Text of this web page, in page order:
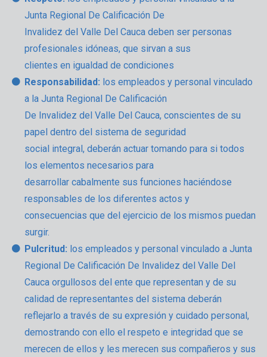
Junta Regional De Calificación De
Invalidez del Valle Del Cauca deben ser personas
profesionales idóneas, que sirvan a sus
clientes en igualdad de condiciones
Responsabilidad: los empleados y personal vinculado
a la Junta Regional De Calificación
De Invalidez del Valle Del Cauca, conscientes de su
papel dentro del sistema de seguridad
social integral, deberán actuar tomando para si todos
los elementos necesarios para
desarrollar cabalmente sus funciones haciéndose
responsables de los diferentes actos y
consecuencias que del ejercicio de los mismos puedan
surgir.
Pulcritud: los empleados y personal vinculado a Junta
Regional De Calificación De Invalidez del Valle Del
Cauca orgullosos del ente que representan y de su
calidad de representantes del sistema deberán
reflejarlo a través de su expresión y cuidado personal,
demostrando con ello el respeto e integridad que se
merecen de ellos y les merecen sus compañeros y sus